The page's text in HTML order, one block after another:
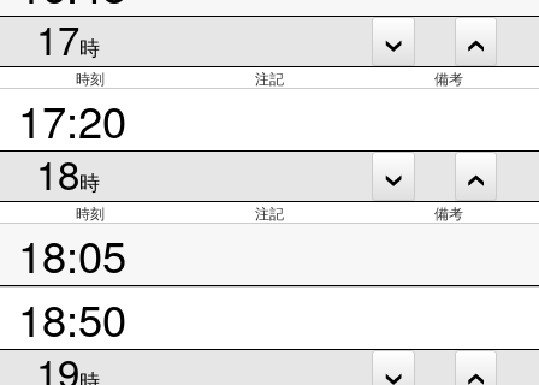
17時
時刻 注記 備考
17:20
18時
時刻 注記 備考
18:05
18:50
19